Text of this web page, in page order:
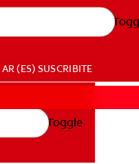
AR (ES) SUSCRIBITE
Toggle